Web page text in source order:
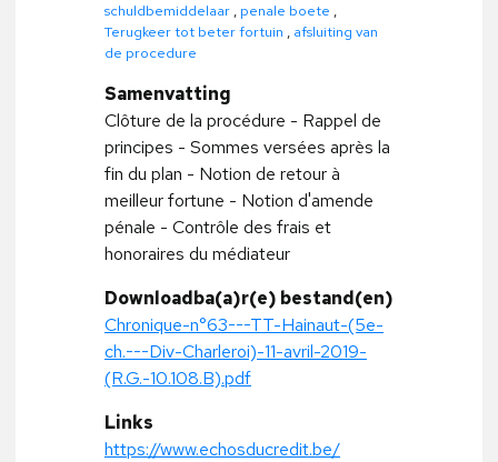
schuldbemiddelaar , penale boete ,
Terugkeer tot beter fortuin , afsluiting van
de procedure
Samenvatting
Clôture de la procédure - Rappel de
principes - Sommes versées après la
fin du plan - Notion de retour à
meilleur fortune - Notion d'amende
pénale - Contrôle des frais et
honoraires du médiateur
Downloadba(a)r(e) bestand(en)
Chronique-n°63---TT-Hainaut-(5e-
ch.---Div-Charleroi)-11-avril-2019-
(R.G.-10.108.B).pdf
Links
https://www.echosducredit.be/